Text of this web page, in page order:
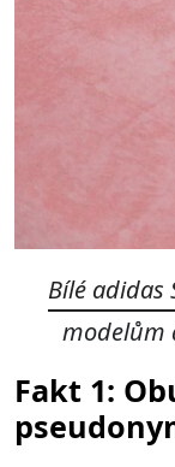
Bílé adidas
modelům
Fakt 1: